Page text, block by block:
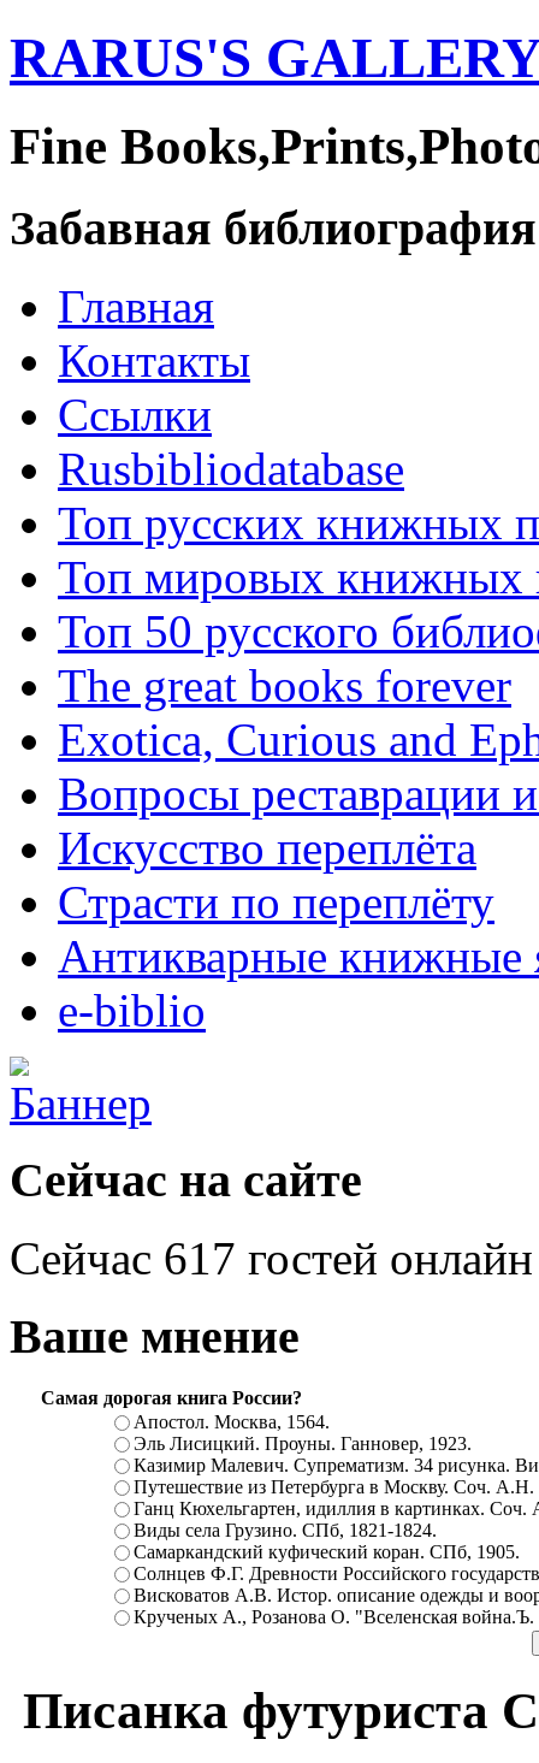
RARUS'S
Fine
Забавная библиография
Главная
Контакты
Ссылки
Rusbibliodatabase
Топ русских книжных
Топ мировых книжных
Топ 50 русского
The great books forever
Exotica, Curious and
Вопросы реставрации
Искусство переплёта
Страсти по переплёту
Антикварные книжные
e-biblio
Сейчас на сайте
Сейчас 617 гостей онлайн
Ваше мнение
Самая дорогая книга России?
Апостол. Москва, 1564.
Эль Лисицкий. Проуны. Ганновер, 1923.
Казимир Малевич. Супрематизм. 34 рисунка.
Путешествие из Петербурга в Москву. Соч.
Ганц Кюхельгартен, идиллия в картинках.
Виды села Грузино. СПб, 1821-1824.
Самаркандский куфический коран. СПб, 1905.
Солнцев Ф.Г. Древности Российского
Висковатов А.В. Истор. описание одежды и
Крученых А., Розанова О. "Вселенская
Писанка футуриста